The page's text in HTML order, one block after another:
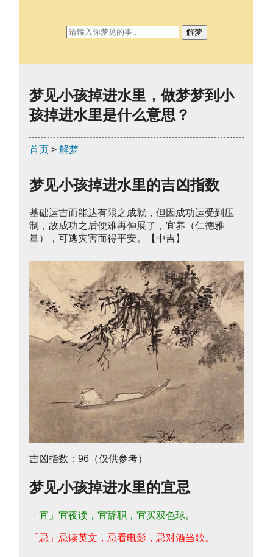
梦见小孩掉进水里，做梦梦到小
孩掉进水里是什么意思？
首页 > 解梦
梦见小孩掉进水里的吉凶指数
基础运吉而能达有限之成就，但因成功运受到压
制，故成功之后便难再伸展了，宜养（仁德雅
量），可逃灾害而得平安。【中吉】
吉凶指数：96（仅供参考）
梦见小孩掉进水里的宜忌
「宜」宜夜读，宜辞职，宜买双色球。
「忌」忌读英文，忌看电影，忌对酒当歌。
解梦